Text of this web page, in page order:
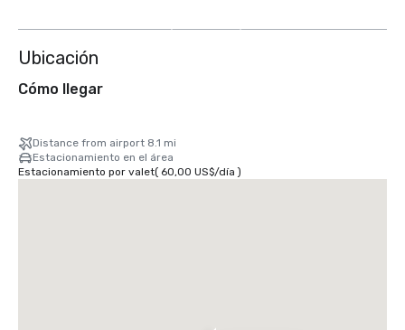
Ubicación
Cómo llegar
Distance from airport 8.1 mi
Estacionamiento en el área
Estacionamiento por valet( 60,00 US$/día )